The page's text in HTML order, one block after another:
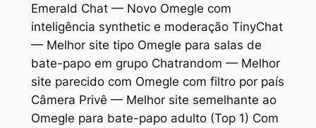
Emerald Chat — Novo Omegle com
inteligência synthetic e moderação TinyChat
— Melhor site tipo Omegle para salas de
bate-papo em grupo Chatrandom — Melhor
site parecido com Omegle com filtro por país
Câmera Privê — Melhor site semelhante ao
Omegle para bate-papo adulto (Top 1) Com